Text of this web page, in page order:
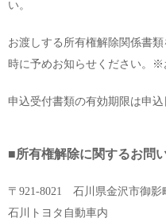
い。
お渡しする所有権解除関係書
時に予めお知らせください。※
申込受付書類の有効期限は申込
■所有権解除に関するお問
〒921-8021 石川県金沢市御影
石川トヨタ自動車内